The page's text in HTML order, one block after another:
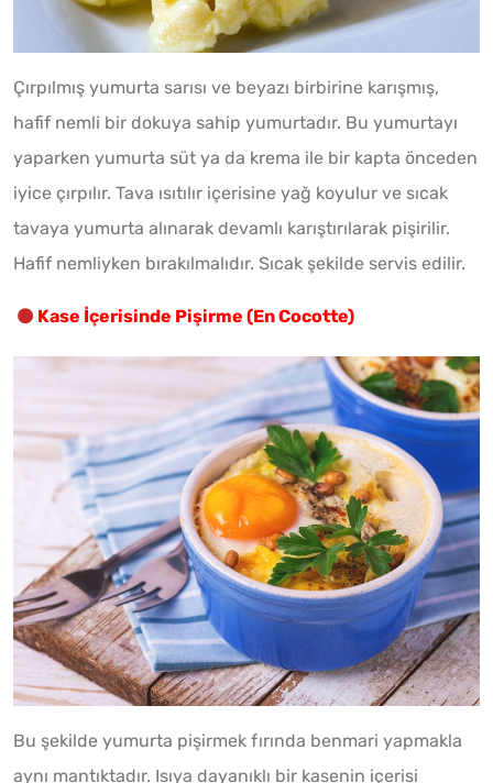
Çırpılmış yumurta sarısı ve beyazı birbirine karışmış,
hafif nemli bir dokuya sahip yumurtadır. Bu yumurtayı
yaparken yumurta süt ya da krema ile bir kapta önceden
iyice çırpılır. Tava ısıtılır içerisine yağ koyulur ve sıcak
tavaya yumurta alınarak devamlı karıştırılarak pişirilir.
Hafif nemliyken bırakılmalıdır. Sıcak şekilde servis edilir.
Kase İçerisinde Pişirme (En Cocotte)
Bu şekilde yumurta pişirmek fırında benmari yapmakla
aynı mantıktadır. Isıya dayanıklı bir kasenin içerisi